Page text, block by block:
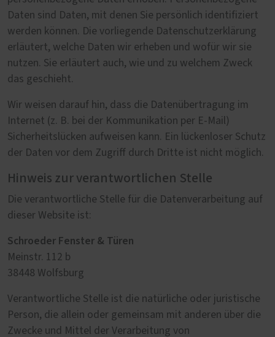
Daten sind Daten, mit denen Sie persönlich identifiziert
werden können. Die vorliegende Datenschutzerklärung
erläutert, welche Daten wir erheben und wofür wir sie
nutzen. Sie erläutert auch, wie und zu welchem Zweck
das geschieht.
Wir weisen darauf hin, dass die Datenübertragung im
Internet (z. B. bei der Kommunikation per E-Mail)
Sicherheitslücken aufweisen kann. Ein lückenloser Schutz
der Daten vor dem Zugriff durch Dritte ist nicht möglich.
Hinweis zur verantwortlichen Stelle
Die verantwortliche Stelle für die Datenverarbeitung auf
dieser Website ist:
Schroeder Fenster & Türen
Meinstr. 112 b
38448 Wolfsburg
Verantwortliche Stelle ist die natürliche oder juristische
Person, die allein oder gemeinsam mit anderen über die
Zwecke und Mittel der Verarbeitung von